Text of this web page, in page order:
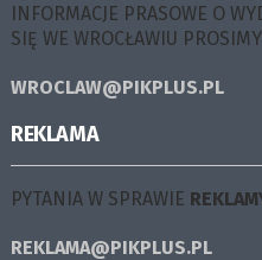
INFORMACJE PRASOWE O
SIĘ WE WROCŁAWIU
WROCLAW@PIKPLUS.PL
REKLAMA
PYTANIA W SPRAWIE
REKLAMA@PIKPLUS.PL